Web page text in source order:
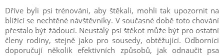
Dříve byli psi trénováni, aby štěkali, mohli tak upozornit na
blížící se nechtěné návštěvníky. V současné době toto chování
přestalo být žádoucí. Neustálý psí štěkot může být pro ostatní
členy rodiny, stejně jako pro sousedy, obtěžující. Odborníci
doporučují několik efektivních způsobů, jak odnaučit psa